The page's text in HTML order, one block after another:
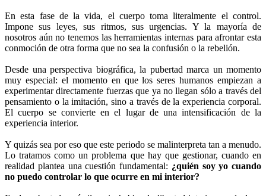
En esta fase de la vida, el cuerpo toma literalmente el control.
Impone sus leyes, sus ritmos, sus urgencias. Y la mayoría de
nosotros aún no tenemos las herramientas internas para afrontar esta
conmoción de otra forma que no sea la confusión o la rebelión.
Desde una perspectiva biográfica, la pubertad marca un momento
muy especial: el momento en que los seres humanos empiezan a
experimentar directamente fuerzas que ya no llegan sólo a través del
pensamiento o la imitación, sino a través de la experiencia corporal.
El cuerpo se convierte en el lugar de una intensificación de la
experiencia interior.
Y quizás sea por eso que este periodo se malinterpreta tan a menudo.
Lo tratamos como un problema que hay que gestionar, cuando en
realidad plantea una cuestión fundamental: ¿quién soy yo cuando
no puedo controlar lo que ocurre en mi interior?